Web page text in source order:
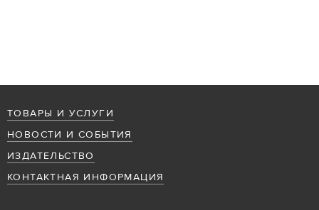
ТОВАРЫ И УСЛУГИ
НОВОСТИ И СОБЫТИЯ
ИЗДАТЕЛЬСТВО
КОНТАКТНАЯ ИНФОРМАЦИЯ